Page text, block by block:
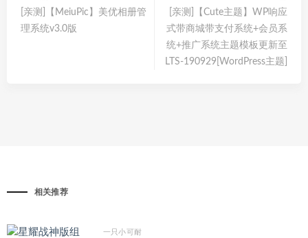
[亲测]【MeiuPic】美优相册管
理系统v3.0版
[亲测]【Cute主题】WP响应
式带商城带支付系统+会员系
统+推广系统主题模板更新至
LTS-190929[WordPress主题]
相关推荐
一只小可耐